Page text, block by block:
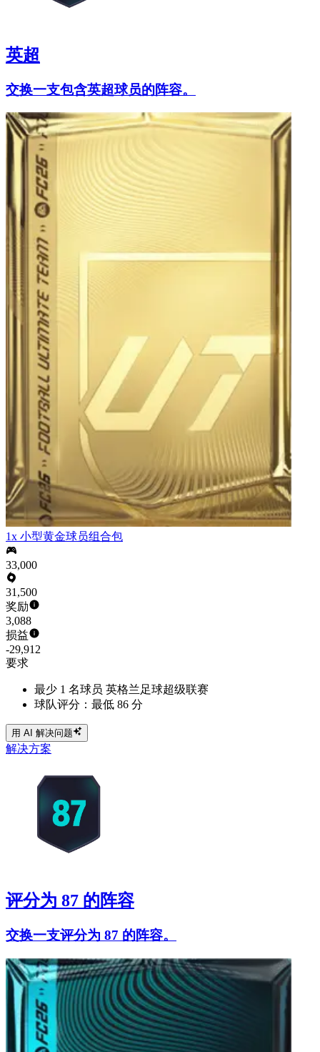
英超
交换一支包含英超球员的阵容。
1x 小型黄金球员组合包
33,000
31,500
奖励
3,088
损益
-29,912
要求
最少 1 名球员 英格兰足球超级联赛
球队评分：最低 86 分
用 AI 解决问题
解决方案
评分为 87 的阵容
交换一支评分为 87 的阵容。